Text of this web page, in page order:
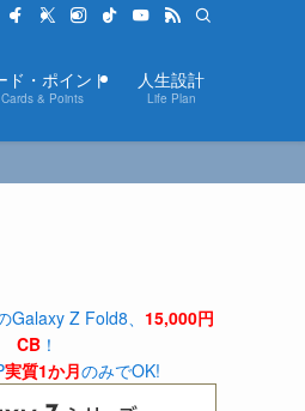
ド・ポイント
Cards & Points
人生設計
Life Plan
Z Fold8、 15,000円
CB ！
実質1か月のみでOK!